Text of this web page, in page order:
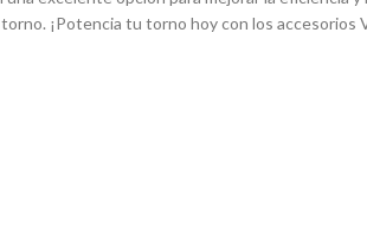
¡Potencia tu torno hoy con los accesorios